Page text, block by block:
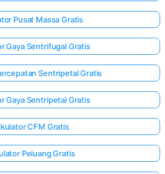
Pusat Massa Gratis
Gaya Sentrifugal Gratis
Sentripetal Gratis
Gaya Sentripetal Gratis
CFM Gratis
Peluang Gratis